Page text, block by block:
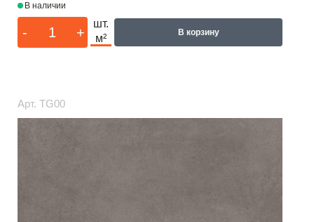
В наличии
- +
шт.
м²
В корзину
Арт. TG00